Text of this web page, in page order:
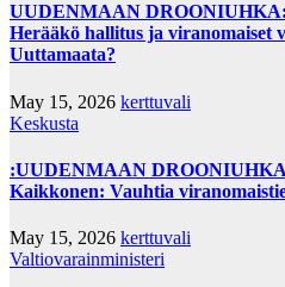
UUDENMAAN
Herääkö hallitus ja viranomaiset
Uuttamaata?
May 15, 2026 kerttuvali
Keskusta
:UUDENMAAN
Kaikkonen: Vauhtia
May 15, 2026 kerttuvali
Valtiovarainministeri